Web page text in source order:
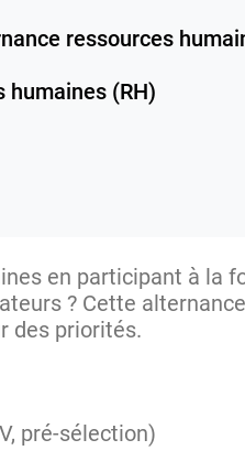
ressources
humaines (RH)
en participant à la
? Cette
des priorités.
pré-sélection)